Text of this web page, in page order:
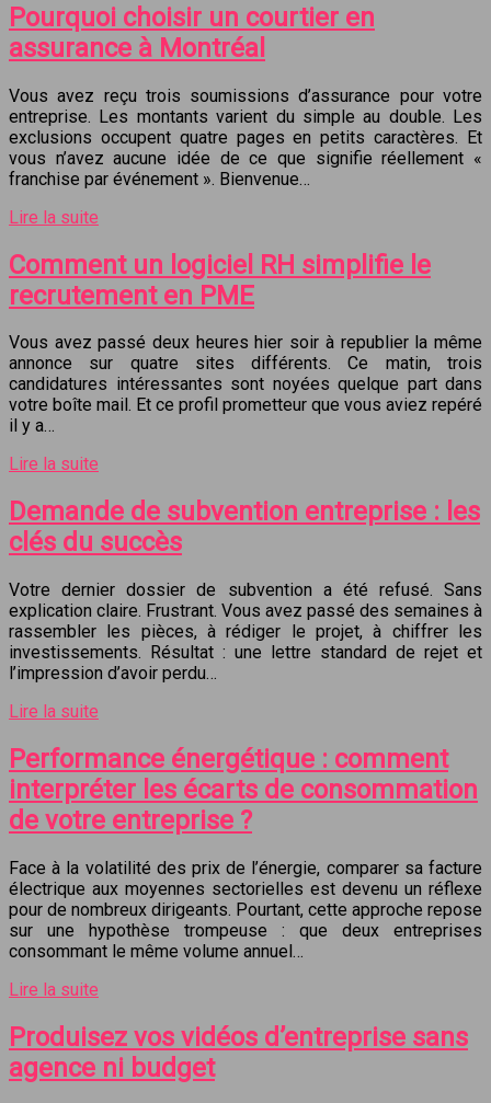
Pourquoi choisir un courtier en
assurance à Montréal
Vous avez reçu trois soumissions d’assurance pour votre
entreprise. Les montants varient du simple au double. Les
exclusions occupent quatre pages en petits caractères. Et
vous n’avez aucune idée de ce que signifie réellement «
franchise par événement ». Bienvenue…
Lire la suite
Comment un logiciel RH simplifie le
recrutement en PME
Vous avez passé deux heures hier soir à republier la même
annonce sur quatre sites différents. Ce matin, trois
candidatures intéressantes sont noyées quelque part dans
votre boîte mail. Et ce profil prometteur que vous aviez repéré
il y a…
Lire la suite
Demande de subvention entreprise : les
clés du succès
Votre dernier dossier de subvention a été refusé. Sans
explication claire. Frustrant. Vous avez passé des semaines à
rassembler les pièces, à rédiger le projet, à chiffrer les
investissements. Résultat : une lettre standard de rejet et
l’impression d’avoir perdu…
Lire la suite
Performance énergétique : comment
interpréter les écarts de consommation
de votre entreprise ?
Face à la volatilité des prix de l’énergie, comparer sa facture
électrique aux moyennes sectorielles est devenu un réflexe
pour de nombreux dirigeants. Pourtant, cette approche repose
sur une hypothèse trompeuse : que deux entreprises
consommant le même volume annuel…
Lire la suite
Produisez vos vidéos d’entreprise sans
agence ni budget